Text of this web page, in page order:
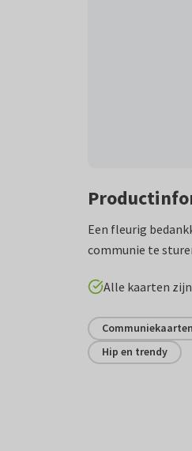
Een fleurig
communie te
Alle kaarten
Communiekaarten
Hip en trendy